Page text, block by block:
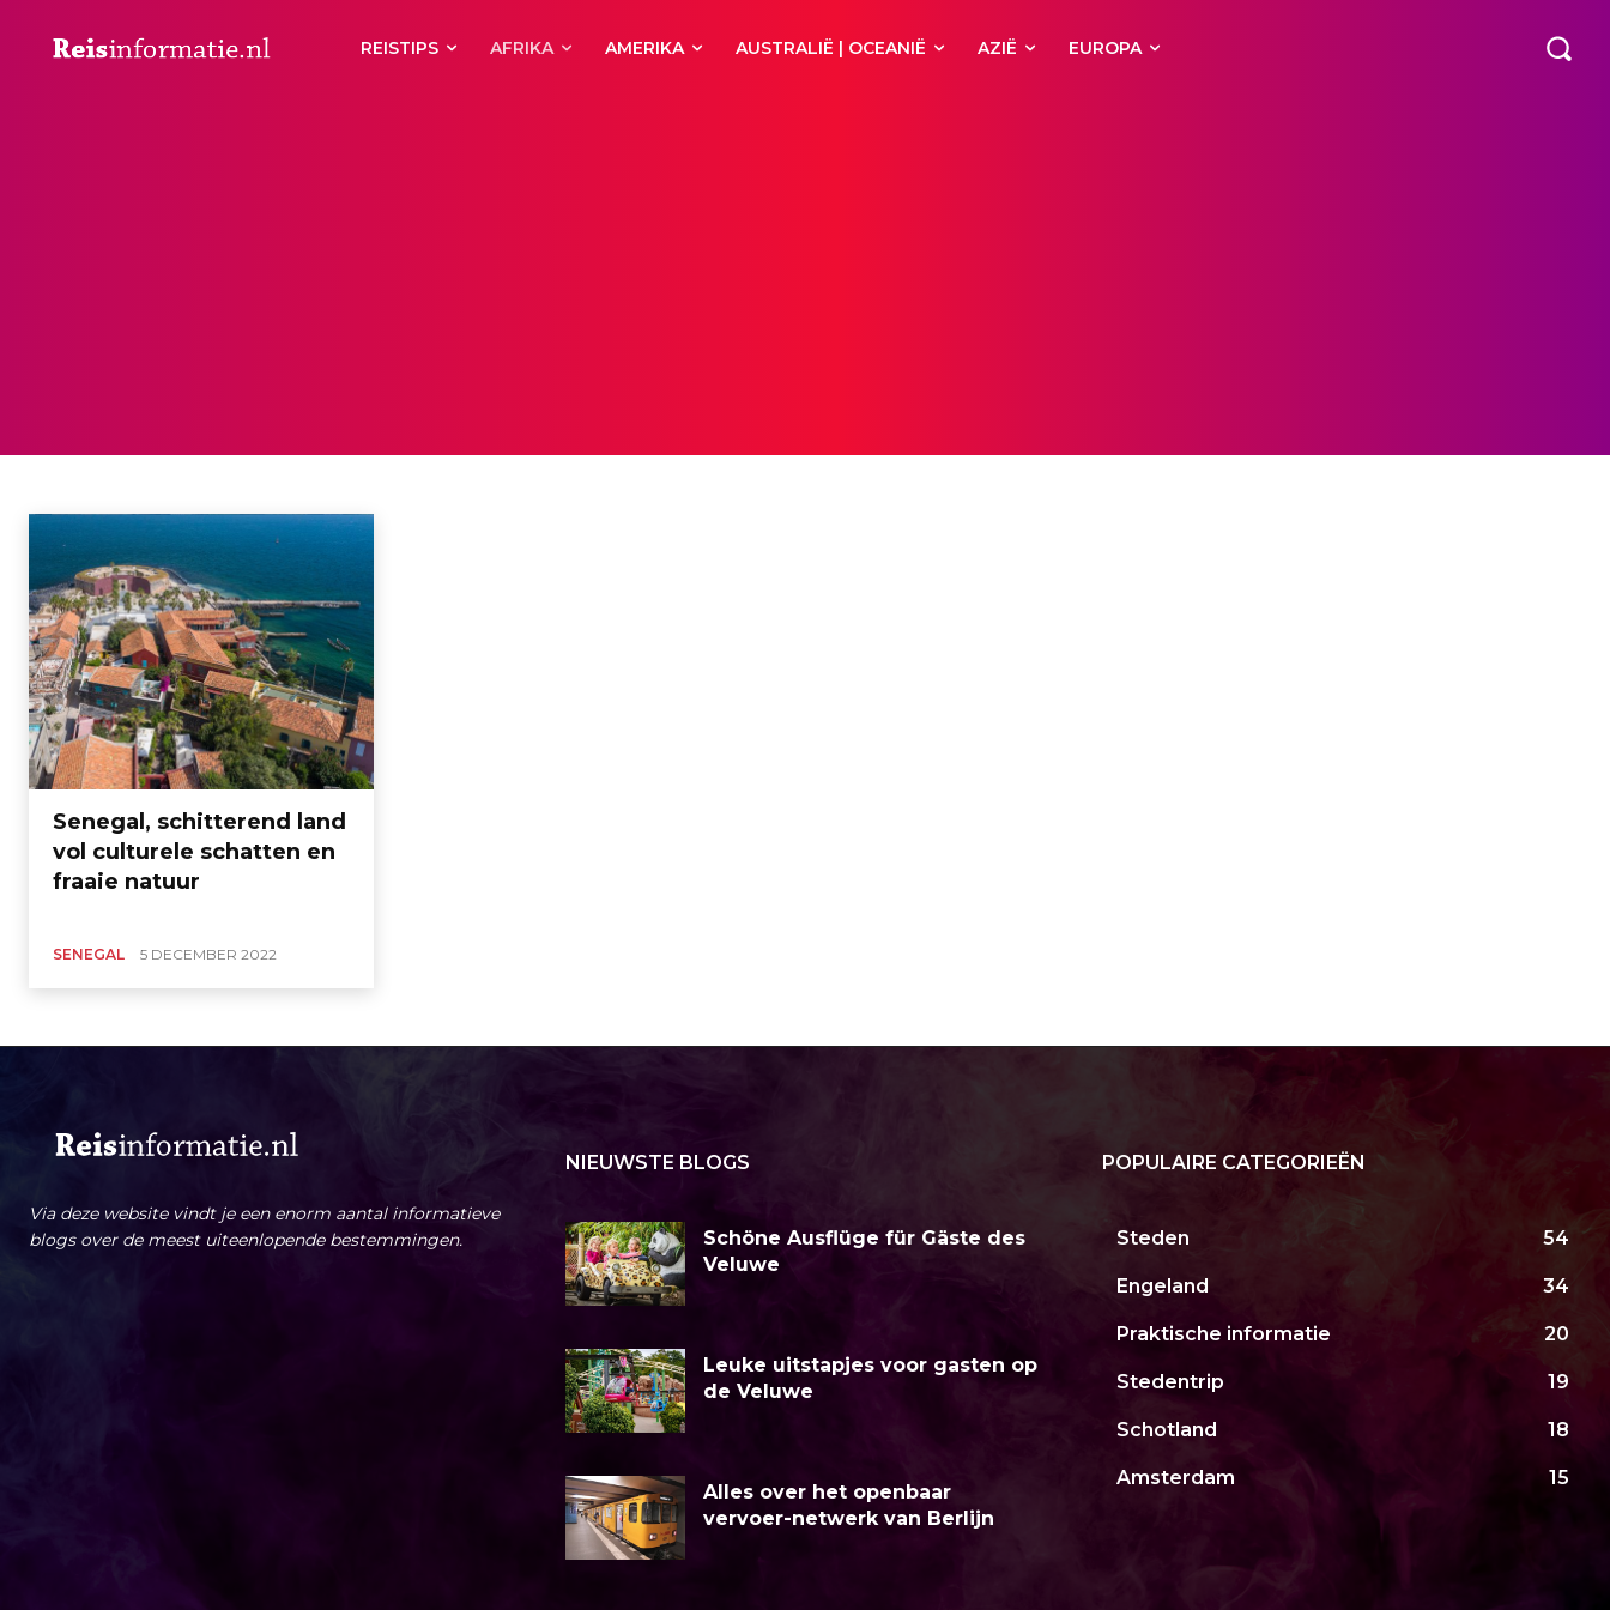
REISTIPS AFRIKA AMERIKA AUSTRALIË | OCEANIË AZIË EUROPA
Senegal, schitterend land
vol culturele schatten en
fraaie natuur
SENEGAL 5 DECEMBER 2022
Via deze website vindt je een enorm aantal informatieve
blogs over de meest uiteenlopende bestemmingen.
NIEUWSTE BLOGS
Schöne Ausflüge für Gäste des
Veluwe
Leuke uitstapjes voor gasten op
de Veluwe
Alles over het openbaar
vervoer-netwerk van Berlijn
POPULAIRE CATEGORIEËN
Steden 54
Engeland 34
Praktische informatie 20
Stedentrip 19
Schotland 18
Amsterdam 15